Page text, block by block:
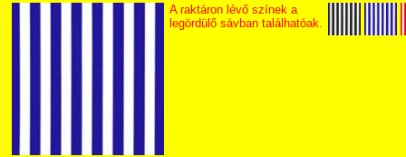
A raktáron lévő színek a
legördülő sávban találhatóak.